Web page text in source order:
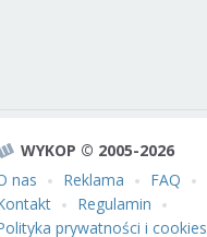
WYKOP © 2005-2026
nas
Reklama
FAQ
Regulamin
prywatności i cookies